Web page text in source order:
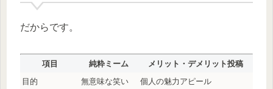
だからです。
項目 純粋ミーム
メリット・デメリット投稿
目的
無意味な笑い
個人の魅力アピール